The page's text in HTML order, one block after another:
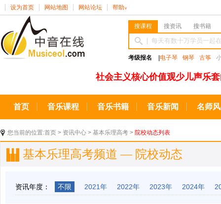
设为首页 网站地图 网站论坛 帮助 ∨
搜课程 搜资讯 搜书籍
考级报名 电子琴 钢琴 古筝
社会主义核心价值观少儿声乐
首页 音乐课程 音乐书籍 音乐新闻 名师
您当前的位置:首页 > 资讯中心 > 基本乐理高考 > 院校动态列表
基本乐理高考频道 — 院校动态
资讯年度： 不限 2021年 2022年 2023年 2024年